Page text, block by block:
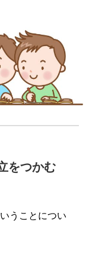
をつかむ
うことについ